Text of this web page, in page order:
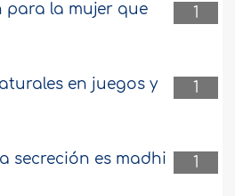
1
para la mujer que
1
en juegos y
1
secreción es madhi